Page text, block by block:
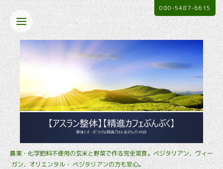
農薬・化学肥料不使用の玄米と野菜で作る完全菜食。ベジタリアン、ヴィー
ガン、オリエンタル・ ベジタリアンの方も安心。
080-5487-6615